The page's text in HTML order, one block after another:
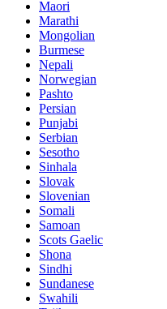
Maori
Marathi
Mongolian
Burmese
Nepali
Norwegian
Pashto
Persian
Punjabi
Serbian
Sesotho
Sinhala
Slovak
Slovenian
Somali
Samoan
Scots Gaelic
Shona
Sindhi
Sundanese
Swahili